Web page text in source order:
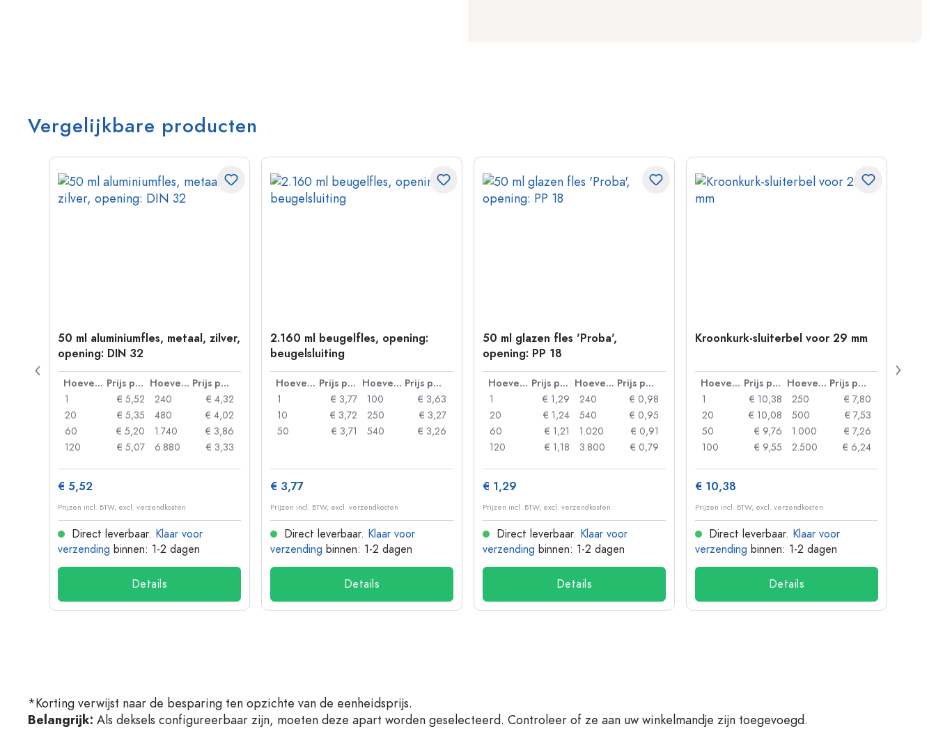
Vergelijkbare producten
50 ml aluminiumfles, metaal, zilver,
opening: DIN 32
Hoeveelheid Prijs per eenheid Hoeveelheid
Prijs per eenheid
1
€ 5,52
20
€ 5,35
60
€ 5,20
120
€ 5,07
240
€ 4,32
480
€ 4,02
1.740
€ 3,86
6.880
€ 3,33
€ 5,52
Prijzen incl. BTW, excl. verzendkosten
Direct leverbaar. Klaar voor
verzending binnen: 1-2 dagen
Details
2.160 ml beugelfles, opening:
beugelsluiting
Hoeveelheid Prijs per eenheid Hoeveelheid
Prijs per eenheid
1
€ 3,77
10
€ 3,72
50
€ 3,71
100
€ 3,63
250
€ 3,27
540
€ 3,26
€ 3,77
Prijzen incl. BTW, excl. verzendkosten
Direct leverbaar. Klaar voor
verzending binnen: 1-2 dagen
Details
50 ml glazen fles 'Proba',
opening: PP 18
Hoeveelheid Prijs per eenheid Hoeveelheid
Prijs per eenheid
1
€ 1,29
20
€ 1,24
60
€ 1,21
120
€ 1,18
240
€ 0,98
540
€ 0,95
1.020
€ 0,91
3.800
€ 0,79
€ 1,29
Prijzen incl. BTW, excl. verzendkosten
Direct leverbaar. Klaar voor
verzending binnen: 1-2 dagen
Details
Kroonkurk-sluiterbel voor 29 mm
Hoeveelheid Prijs per eenheid Hoeveelheid
Prijs per eenheid
1
€ 10,38
20
€ 10,08
50
€ 9,76
100
€ 9,55
250
€ 7,80
500
€ 7,53
1.000
€ 7,26
2.500
€ 6,24
€ 10,38
Prijzen incl. BTW, excl. verzendkosten
Direct leverbaar. Klaar voor
verzending binnen: 1-2 dagen
Details
*Korting verwijst naar de besparing ten opzichte van de eenheidsprijs.
Belangrijk: Als deksels configureerbaar zijn, moeten deze apart worden geselecteerd. Controleer of ze aan uw winkelmandje zijn toegevoegd.